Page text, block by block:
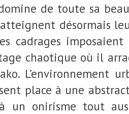
de toute sa
désormais
cadrages imposaient
chaotique où il
L’environnement
place à une
un onirisme tout